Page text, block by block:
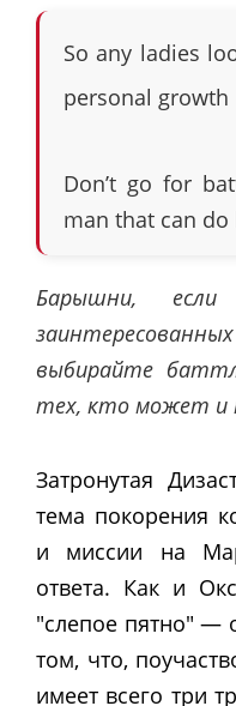
So any ladies
personal growth
Don’t go for
man that can do
Барышни,
выбирайте
тех, кто может и
Затронутая
тема покорения
и миссии на
ответа. Как и
"слепое пятно" —
том, что,
имеет всего три